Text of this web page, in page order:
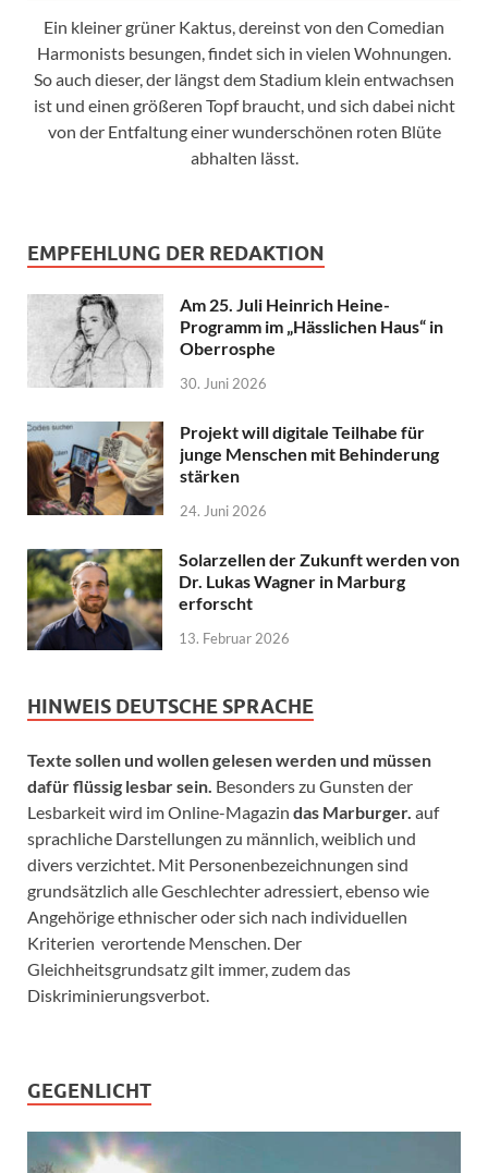
Ein kleiner grüner Kaktus, dereinst von den Comedian
Harmonists besungen, findet sich in vielen Wohnungen.
So auch dieser, der längst dem Stadium klein entwachsen
ist und einen größeren Topf braucht, und sich dabei nicht
von der Entfaltung einer wunderschönen roten Blüte
abhalten lässt.
EMPFEHLUNG DER REDAKTION
Am 25. Juli Heinrich Heine-
Programm im „Hässlichen Haus“ in
Oberrosphe
30. Juni 2026
Projekt will digitale Teilhabe für
junge Menschen mit Behinderung
stärken
24. Juni 2026
Solarzellen der Zukunft werden von
Dr. Lukas Wagner in Marburg
erforscht
13. Februar 2026
HINWEIS DEUTSCHE SPRACHE
Texte sollen und wollen gelesen werden und müssen
dafür flüssig lesbar sein. Besonders zu Gunsten der
Lesbarkeit wird im Online-Magazin das Marburger. auf
sprachliche Darstellungen zu männlich, weiblich und
divers verzichtet. Mit Personenbezeichnungen sind
grundsätzlich alle Geschlechter adressiert, ebenso wie
Angehörige ethnischer oder sich nach individuellen
Kriterien verortende Menschen. Der
Gleichheitsgrundsatz gilt immer, zudem das
Diskriminierungsverbot.
GEGENLICHT